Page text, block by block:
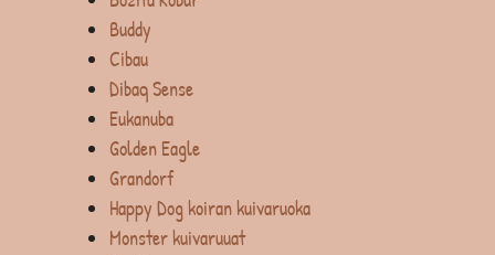
Buddy
Cibau
Dibaq Sense
Eukanuba
Golden Eagle
Grandorf
Happy Dog koiran kuivaruoka
Monster kuivaruuat